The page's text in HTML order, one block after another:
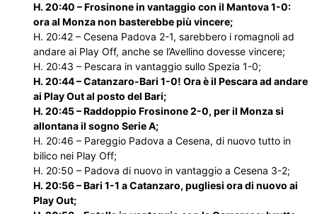
H. 20:40 – Frosinone in vantaggio con il Mantova 1-0:
ora al Monza non basterebbe più vincere;
H. 20:42 – Cesena Padova 2-1, sarebbero i romagnoli ad
andare ai Play Off, anche se l’Avellino dovesse vincere;
H. 20:43 – Pescara in vantaggio sullo Spezia 1-0;
H. 20:44 – Catanzaro-Bari 1-0! Ora è il Pescara ad andare
ai Play Out al posto del Bari;
H. 20:45 – Raddoppio Frosinone 2-0, per il Monza si
allontana il sogno Serie A;
H. 20:46 – Pareggio Padova a Cesena, di nuovo tutto in
bilico nei Play Off;
H. 20:50 – Padova di nuovo in vantaggio a Cesena 3-2;
H. 20:56 – Bari 1-1 a Catanzaro, pugliesi ora di nuovo ai
Play Out;